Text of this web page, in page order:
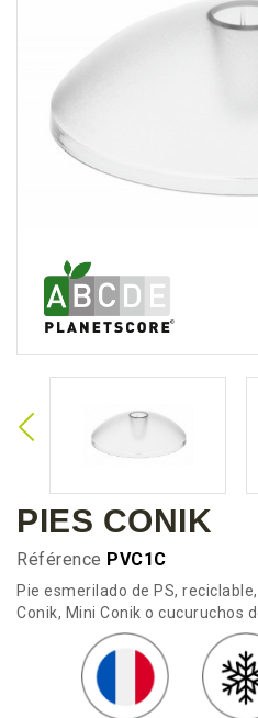
PIES CONIK
Référence PVC1C
Pie esmerilado de PS,
Conik, Mini Conik o cucuruchos